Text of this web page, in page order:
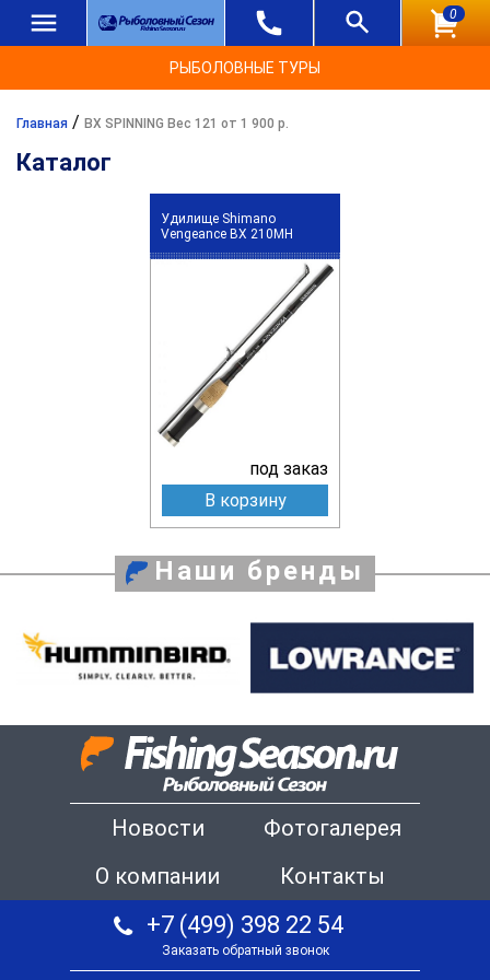
0
РЫБОЛОВНЫЕ ТУРЫ
Главная / BX SPINNING Вес 121 от 1 900 р.
Каталог
Удилище Shimano
Vengeance BX 210MH
под заказ
В корзину
Наши бренды
Новости
Фотогалерея
О компании
Контакты
+7 (499) 398 22 54
Заказать обратный звонок